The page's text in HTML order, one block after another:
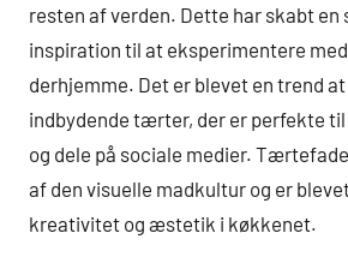
resten af verden. Dette har skabt en
inspiration til at eksperimentere
derhjemme. Det er blevet en trend
indbydende tærter, der er perfekte
og dele på sociale medier.
af den visuelle madkultur og er
kreativitet og æstetik i køkkenet.